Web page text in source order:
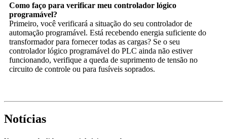
Como faço para verificar meu controlador lógico
programável?
Primeiro, você verificará a situação do seu controlador de
automação programável. Está recebendo energia suficiente do
transformador para fornecer todas as cargas? Se o seu
controlador lógico programável do PLC ainda não estiver
funcionando, verifique a queda de suprimento de tensão no
circuito de controle ou para fusíveis soprados.
Notícias